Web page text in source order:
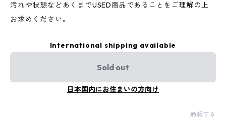
汚れや状態などあくまでUSED商品であることをご理解の上
お求めください。
International shipping available
Sold out
日本国内にお住まいの方向け
通報する